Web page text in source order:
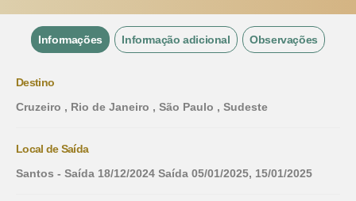
Informações Informação adicional Observações
Destino
Cruzeiro , Rio de Janeiro , São Paulo , Sudeste
Local de Saída
Santos - Saída 18/12/2024 Saída 05/01/2025, 15/01/2025